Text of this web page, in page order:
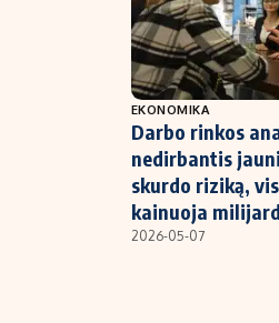
EKONOMIKA
Darbo rinkos
nedirbantis
skurdo riziką,
kainuoja
2026-05-07